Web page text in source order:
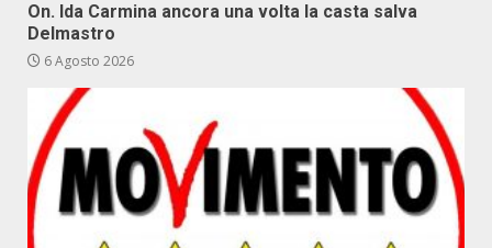
On. Ida Carmina ancora una volta la casta salva
Delmastro
6 Agosto 2026